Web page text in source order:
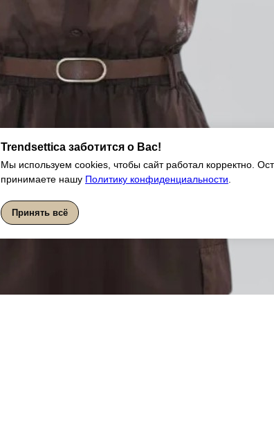
Trendsettica заботится о Вас!
Мы используем cookies, чтобы сайт работал корректно.
принимаете нашу Политику конфиденциальности.
Принять всё